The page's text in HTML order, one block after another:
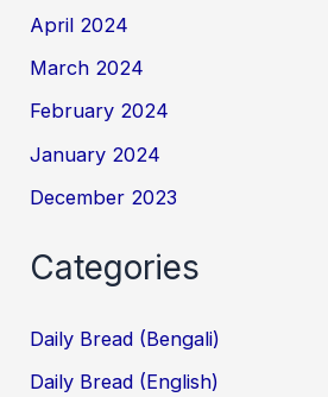
April 2024
March 2024
February 2024
January 2024
December 2023
Categories
Daily Bread (Bengali)
Daily Bread (English)